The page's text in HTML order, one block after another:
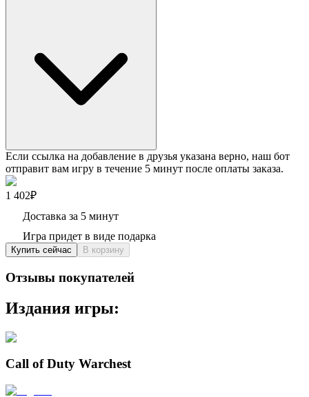
Если ссылка на добавление в друзья указана верно, наш бот
отправит вам игру в течение 5 минут после оплаты заказа.
1 402₽
Доставка за 5 минут
Игра придет в виде подарка
Купить сейчас В корзину
Отзывы покупателей
Издания игры:
Call of Duty Warchest